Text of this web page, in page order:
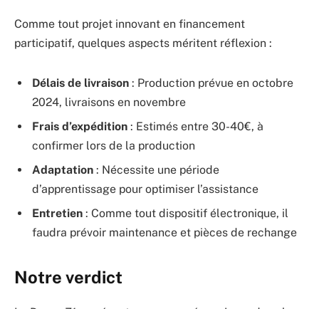
Comme tout projet innovant en financement
participatif, quelques aspects méritent réflexion :
Délais de livraison : Production prévue en octobre
2024, livraisons en novembre
Frais d’expédition : Estimés entre 30-40€, à
confirmer lors de la production
Adaptation : Nécessite une période
d’apprentissage pour optimiser l’assistance
Entretien : Comme tout dispositif électronique, il
faudra prévoir maintenance et pièces de rechange
Notre verdict